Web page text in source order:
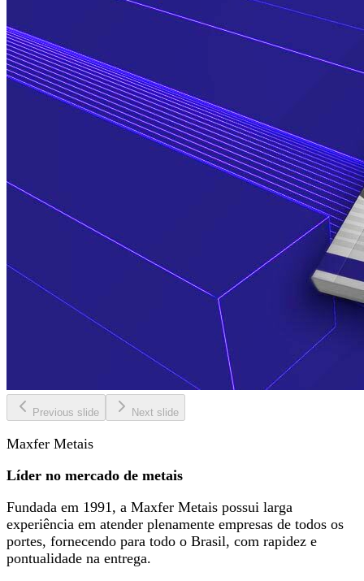
Previous slide Next slide
Maxfer Metais
Líder no mercado de metais
Fundada em 1991, a Maxfer Metais possui larga
experiência em atender plenamente empresas de todos os
portes, fornecendo para todo o Brasil, com rapidez e
pontualidade na entrega.